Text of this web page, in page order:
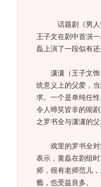
话题剧《男人帮
王子文在剧中首演
磊上演了一段似有还
潇潇（王子文饰
统意义上的父爱，
求。一个是单纯任
令人啼笑皆非的闹
之罗书全与潇潇的
戏里的罗书全对
表示，黄磊在剧组
师，很有老师范儿
瘾，也受益良多。